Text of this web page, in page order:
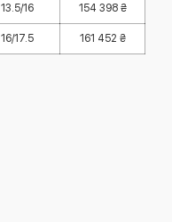
13.5/16 154 398 ₴
16/17.5 161 452 ₴